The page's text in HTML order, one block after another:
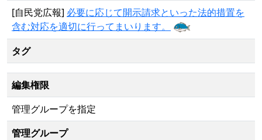
[自民党広報] 必要に応じて開示請求といった法的措置を
含む対応を適切に行ってまいります。
タグ
編集権限
管理グループを指定
管理グループ